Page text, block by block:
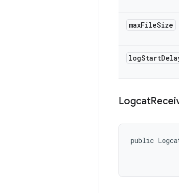
maxFileSize
logStart
Logcat
public